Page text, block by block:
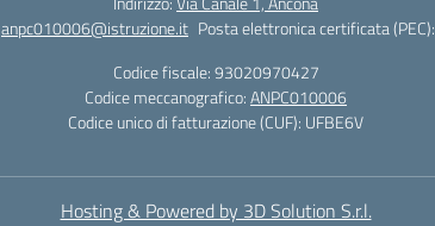
anpc010006@istruzione.it Posta elettronica certificata (PEC):
Codice fiscale: 93020970427
Codice meccanografico:ANPC010006
Codice unico di fatturazione (CUF): UFBE6V
Hosting & Powered by 3D Solution S.r.l.